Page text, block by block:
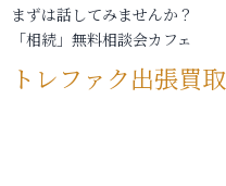
まずは話してみませんか？
「相続」無料相談会カフェ
トレファク出張買取